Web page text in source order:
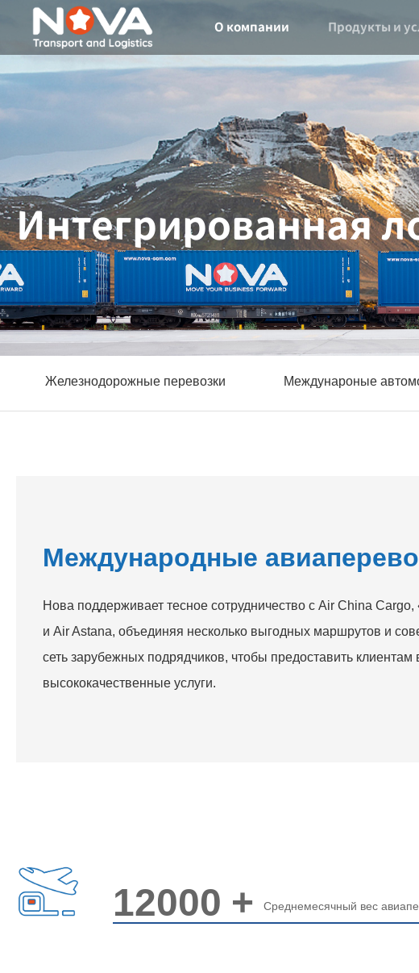
О компании Продукты и
Интегрированная
Железнодорожные перевозки Междунароные
Международные
Нова поддерживает тесное сотрудничество с Air China
и Air Astana, объединяя несколько выгодных маршрутов и
сеть зарубежных подрядчиков, чтобы предоставить клиентам
высококачественные услуги.
12000 + Среднемесячный вес